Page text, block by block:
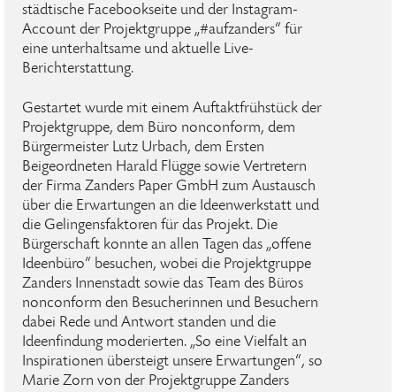
städtische Facebookseite und der Instagram-
Account der Projektgruppe „#aufzanders“ für
eine unterhaltsame und aktuelle Live-
Berichterstattung.
Gestartet wurde mit einem Auftaktfrühstück der
Projektgruppe, dem Büro nonconform, dem
Bürgermeister Lutz Urbach, dem Ersten
Beigeordneten Harald Flügge sowie Vertretern
der Firma Zanders Paper GmbH zum Austausch
über die Erwartungen an die Ideenwerkstatt und
die Gelingensfaktoren für das Projekt. Die
Bürgerschaft konnte an allen Tagen das „offene
Ideenbüro“ besuchen, wobei die Projektgruppe
Zanders Innenstadt sowie das Team des Büros
nonconform den Besucherinnen und Besuchern
dabei Rede und Antwort standen und die
Ideenfindung moderierten. „So eine Vielfalt an
Inspirationen übersteigt unsere Erwartungen“, so
Marie Zorn von der Projektgruppe Zanders